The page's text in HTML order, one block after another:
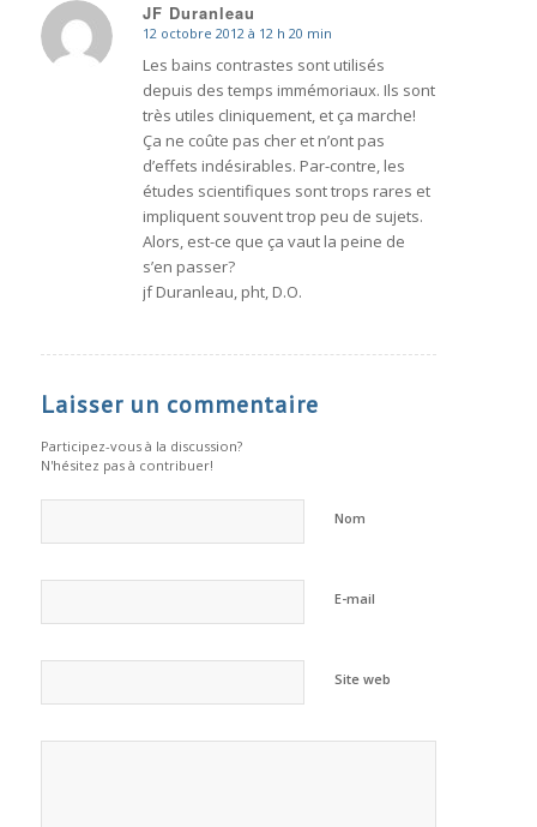
JF Duranleau
dit
:
12 octobre 2012 à 12 h 20 min
Les bains contrastes sont utilisés
depuis des temps immémoriaux. Ils sont
très utiles cliniquement, et ça marche!
Ça ne coûte pas cher et n’ont pas
d’effets indésirables. Par-contre, les
études scientifiques sont trops rares et
impliquent souvent trop peu de sujets.
Alors, est-ce que ça vaut la peine de
s’en passer?
jf Duranleau, pht, D.O.
Laisser un commentaire
Participez-vous à la discussion?
N'hésitez pas à contribuer!
Nom
E-mail
Site web